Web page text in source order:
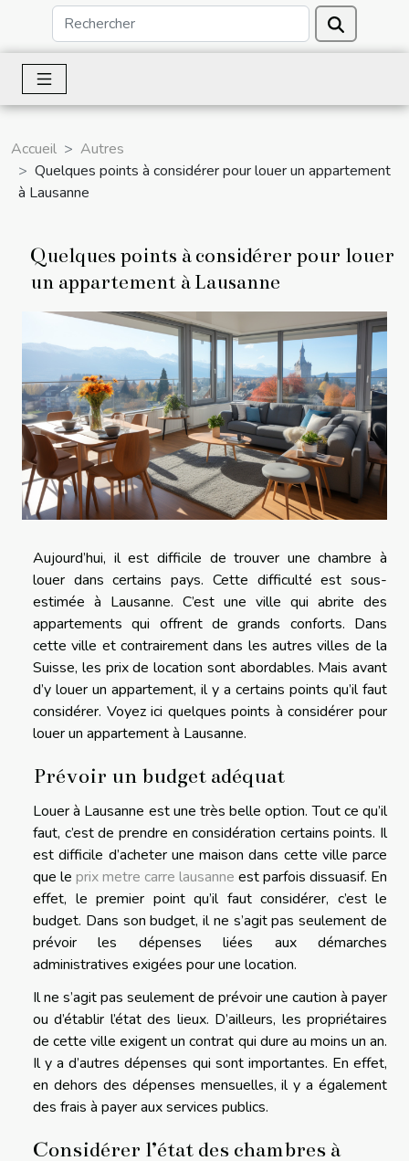
Accueil
Autres
Quelques points à considérer pour louer un appartement
à Lausanne
Quelques points à considérer pour louer
un appartement à Lausanne
Aujourd’hui, il est difficile de trouver une chambre à
louer dans certains pays. Cette difficulté est sous-
estimée à Lausanne. C’est une ville qui abrite des
appartements qui offrent de grands conforts. Dans
cette ville et contrairement dans les autres villes de la
Suisse, les prix de location sont abordables. Mais avant
d’y louer un appartement, il y a certains points qu’il faut
considérer. Voyez ici quelques points à considérer pour
louer un appartement à Lausanne.
Prévoir un budget adéquat
Louer à Lausanne est une très belle option. Tout ce qu’il
faut, c’est de prendre en considération certains points. Il
est difficile d’acheter une maison dans cette ville parce
que le prix metre carre lausanne est parfois dissuasif. En
effet, le premier point qu’il faut considérer, c’est le
budget. Dans son budget, il ne s’agit pas seulement de
prévoir les dépenses liées aux démarches
administratives exigées pour une location.
Il ne s’agit pas seulement de prévoir une caution à payer
ou d’établir l’état des lieux. D’ailleurs, les propriétaires
de cette ville exigent un contrat qui dure au moins un an.
Il y a d’autres dépenses qui sont importantes. En effet,
en dehors des dépenses mensuelles, il y a également
des frais à payer aux services publics.
Considérer l’état des chambres à